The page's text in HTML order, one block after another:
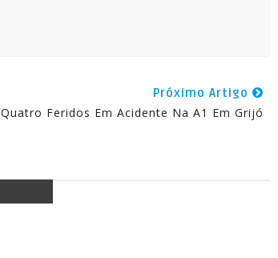
Próximo Artigo
Quatro Feridos Em Acidente Na A1 Em Grijó